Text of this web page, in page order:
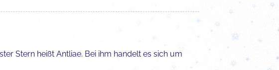
Stern heißt Antliae. Bei ihm handelt es sich um